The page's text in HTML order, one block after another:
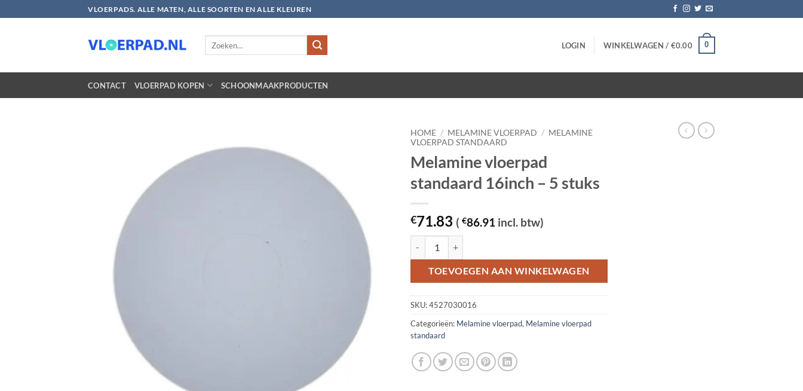
naar
VLOERPADS. ALLE MATEN, ALLE SOORTEN EN ALLE KLEUREN
LOGIN WINKELWAGEN / €0.00 0
CONTACT VLOERPAD KOPEN SCHOONMAAKPRODUCTEN
HOME / MELAMINE VLOERPAD / MELAMINE
VLOERPAD STANDAARD
Melamine vloerpad
standaard 16inch – 5 stuks
€71.83 ( €86.91 incl. btw)
TOEVOEGEN AAN WINKELWAGEN
SKU:4527030016
Categorieën: Melamine vloerpad, Melamine vloerpad
standaard